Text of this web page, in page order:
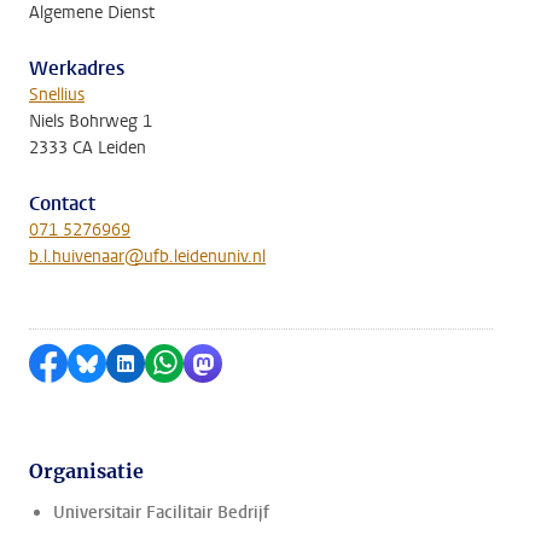
Algemene Dienst
Werkadres
Snellius
Niels Bohrweg 1
2333 CA Leiden
Contact
071 5276969
b.l.huivenaar@ufb.leidenuniv.nl
Delen op Facebook
Delen via Bluesky
Delen op LinkedIn
Delen via WhatsApp
Delen via Mastodon
Organisatie
Universitair Facilitair Bedrijf